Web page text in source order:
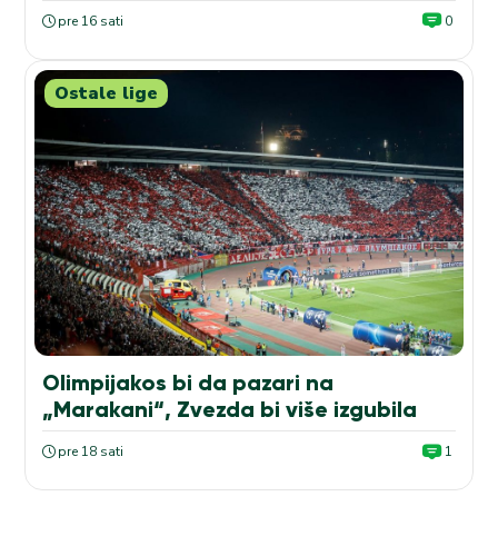
pre 16 sati 0
Ostale lige
Olimpijakos bi da pazari na
„Marakani“, Zvezda bi više izgubila
pre 18 sati 1